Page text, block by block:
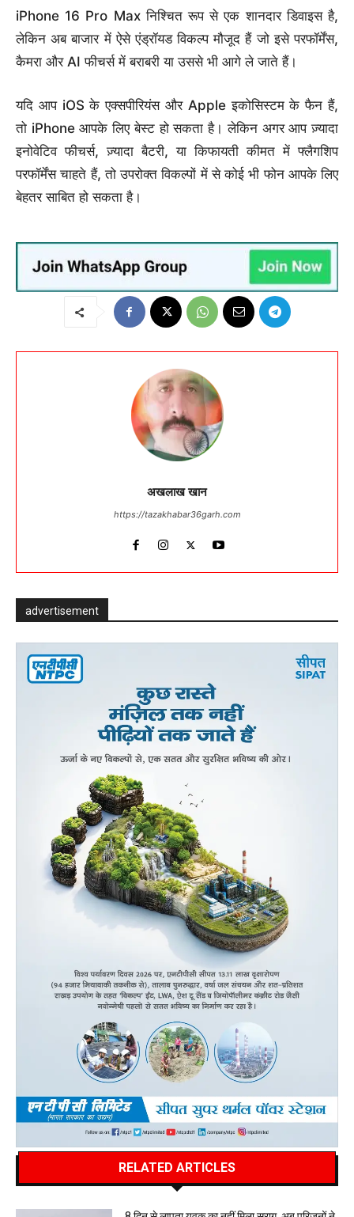
iPhone 16 Pro Max निश्चित रूप से एक शानदार डिवाइस है,
लेकिन अब बाजार में ऐसे एंड्रॉयड विकल्प मौजूद हैं जो इसे परफॉर्मेंस,
कैमरा और AI फीचर्स में बराबरी या उससे भी आगे ले जाते हैं।
यदि आप iOS के एक्सपीरियंस और Apple इकोसिस्टम के फैन हैं,
तो iPhone आपके लिए बेस्ट हो सकता है। लेकिन अगर आप ज़्यादा
इनोवेटिव फीचर्स, ज़्यादा बैटरी, या किफायती कीमत में फ्लैगशिप
परफॉर्मेंस चाहते हैं, तो उपरोक्त विकल्पों में से कोई भी फोन आपके लिए
बेहतर साबित हो सकता है।
अखलाख खान
https://tazakhabar36garh.com
advertisement
RELATED ARTICLES